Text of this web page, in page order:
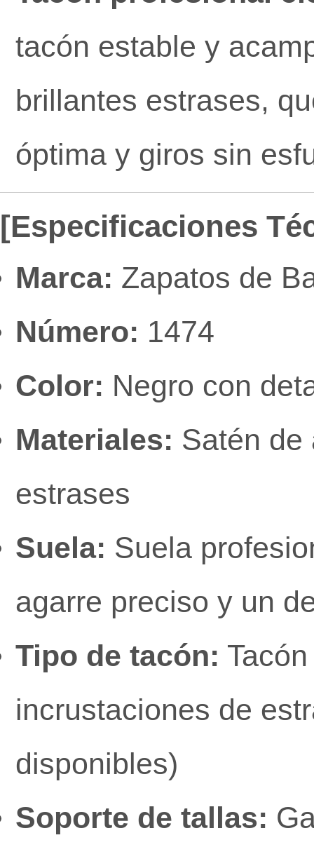
tacón estable y
brillantes estrases,
óptima y giros sin
[Especificaciones
Marca: Zapatos de
Número: 1474
Color: Negro con
Materiales: Satén de
estrases
Suela: Suela
agarre preciso y un
Tipo de tacón:
incrustaciones de
disponibles)
Soporte de tallas: